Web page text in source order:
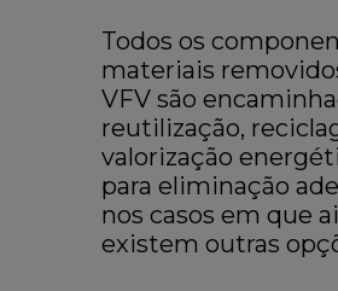
Todos os
materiais
VFV são
reutilização,
valorização
para eliminação
nos casos em que
existem outras